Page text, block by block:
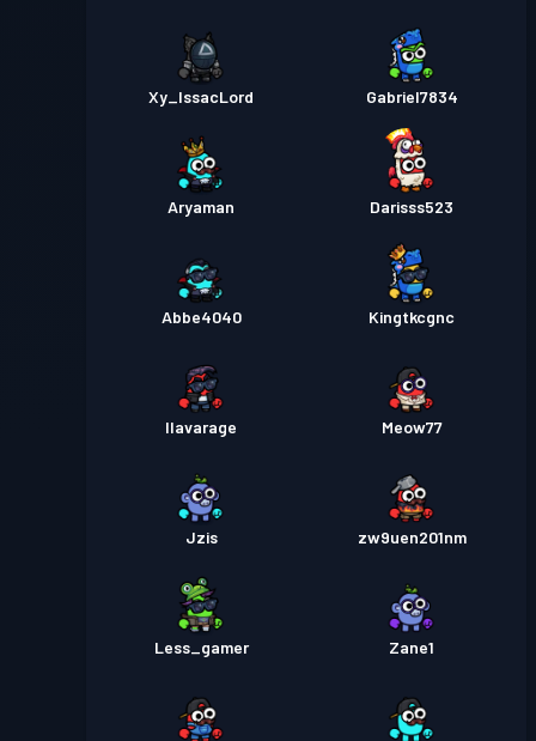
Xy_IssacLord Gabriel7834
Aryaman Darisss523
Abbe4040 Kingtkcgnc
Ilavarage Meow77
Jzis zw9uen201nm
Less_gamer Zane1